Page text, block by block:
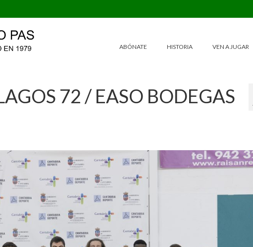
ABÓNATE HISTORIA VEN A JUGAR
72 / EASO BODEGAS